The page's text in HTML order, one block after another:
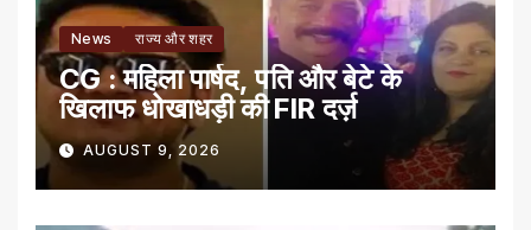
News राज्य और शहर
CG : महिला पार्षद, पति और बेटे के
खिलाफ धोखाधड़ी की FIR दर्ज़
AUGUST 9, 2026